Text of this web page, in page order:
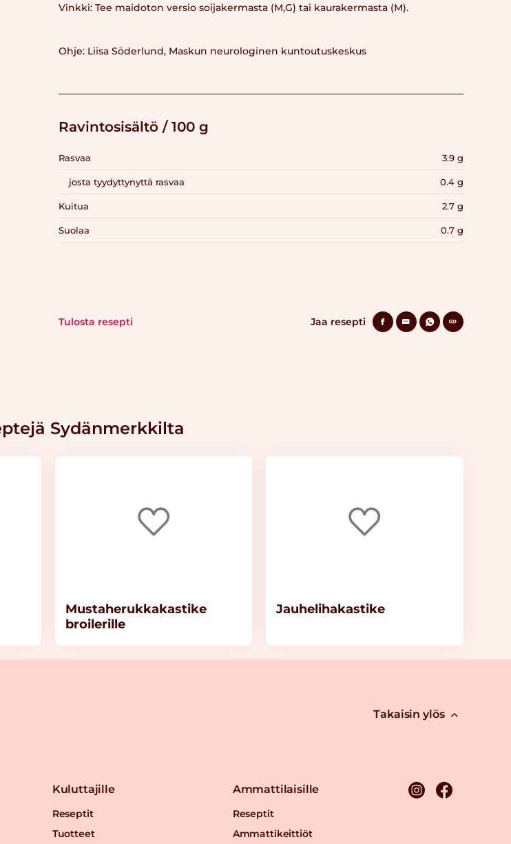
Vinkki: Tee maidoton versio soijakermasta (M,G) tai kaurakermasta (M).
Ohje: Liisa Söderlund, Maskun neurologinen kuntoutuskeskus
Ravintosisältö / 100 g
Rasvaa 3.9 g
josta tyydyttynyttä rasvaa 0.4 g
Kuitua 2.7 g
Suolaa 0.7 g
Tulosta resepti Jaa resepti
Sydänmerkkilta
Mustaherukkakastike
broilerille
Jauhelihakastike
Takaisin ylös
Kuluttajille
Reseptit
Tuotteet
Ammattilaisille
Reseptit
Ammattikeittiöt